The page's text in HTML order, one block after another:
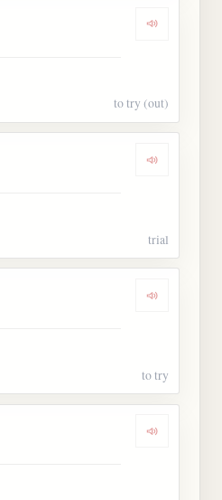
Dengarkan
to try (out)
Dengarkan
trial
Dengarkan
to try
Dengarkan